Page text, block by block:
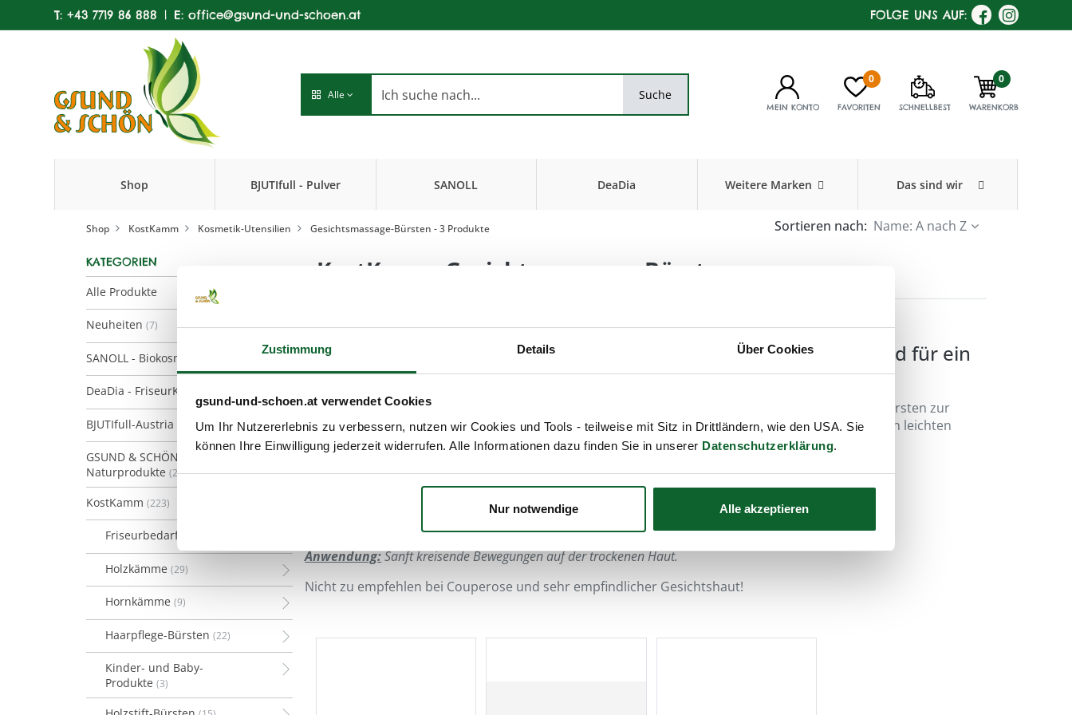
Zustimmung Details Über Cookies
gsund-und-schoen.at verwendet Cookies
Um Ihr Nutzererlebnis zu verbessern, nutzen wir Cookies und Tools - teilweise mit Sitz in Drittländern, wie den USA. Sie
können Ihre Einwilligung jederzeit widerrufen. Alle Informationen dazu finden Sie in unserer Datenschutzerklärung.
Nur notwendige Alle akzeptieren
T: +43 7719 86 888 | E: office@gsund-und-schoen.at FOLGE UNS AUF:
Alle Suche
MEIN KONTO
0
FAVORITEN SCHNELLBEST
0
WARENKORB
Shop
BJUTIfull - Pulver
SANOLL
DeaDia
Weitere Marken Das sind wir
Shop KostKamm Kosmetik-Utensilien Gesichtsmassage-Bürsten - 3 Produkte Sortieren nach: Name: A nach Z
KATEGORIEN
Alle Produkte
Neuheiten (7)
SANOLL - Biokosmetik
DeaDia - FriseurKosmetik
BJUTIfull-Austria
GSUND & SCHÖN
Naturprodukte (2)
KostKamm (223)
Friseurbedarf
Holzkämme (29)
Hornkämme (9)
Haarpflege-Bürsten (22)
Kinder- und Baby-
Produkte (3)
KostKamm Gesichtsmassage-Bürsten
zur angenehmen Gesichtsmassage und für ein
schönes Hautbild!
Gesichtsmassagebürsten sind mit ihren weichen Naturborsten zur
sanften Trockenmassage geeignet. Zudem haben sie einen leichten
Peeling-Effekt.
Weiterlesen
Anwendung:Sanft kreisende Bewegungen auf der trockenen Haut.
Nicht zu empfehlen bei Couperose und sehr empfindlicher Gesichtshaut!